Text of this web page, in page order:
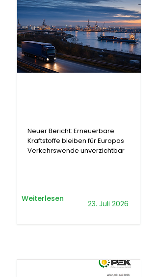
Neuer Bericht: Erneuerbare
Kraftstoffe bleiben für Europas
Verkehrswende unverzichtbar
.
Weiterlesen
23. Juli 2026